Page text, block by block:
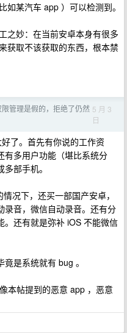
某汽车 app ）可以检测到。
之妙：在当前安卓本身有很多
获取不该获取的东西，根本禁
限管理是假的，拒绝了仍然 5 月 3
日
了。首先有你说的工作资
有多用户功能（堪比系统分
部手机。
况下，还买一部国产安卓，
录音，微信自动录音。还有分
。还有就是弥补 iOS 不能微信
是系统就有 bug 。
本帖提到的恶意 app ，恶意